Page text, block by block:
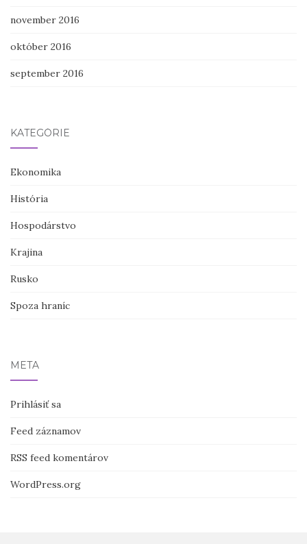
november 2016
október 2016
september 2016
KATEGÓRIE
Ekonomika
História
Hospodárstvo
Krajina
Rusko
Spoza hraníc
META
Prihlásiť sa
Feed záznamov
RSS feed komentárov
WordPress.org